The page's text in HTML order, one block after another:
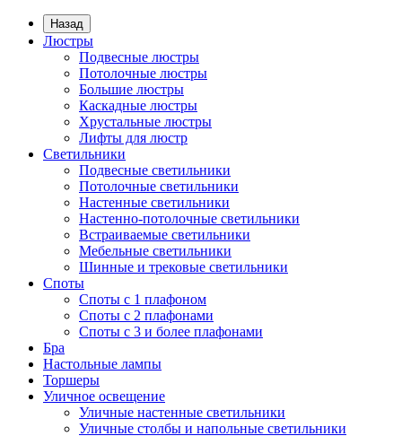
Назад
Люстры
Подвесные люстры
Потолочные люстры
Большие люстры
Каскадные люстры
Хрустальные люстры
Лифты для люстр
Светильники
Подвесные светильники
Потолочные светильники
Настенные светильники
Настенно-потолочные светильники
Встраиваемые светильники
Мебельные светильники
Шинные и трековые светильники
Споты
Споты с 1 плафоном
Споты с 2 плафонами
Споты с 3 и более плафонами
Бра
Настольные лампы
Торшеры
Уличное освещение
Уличные настенные светильники
Уличные столбы и напольные светильники